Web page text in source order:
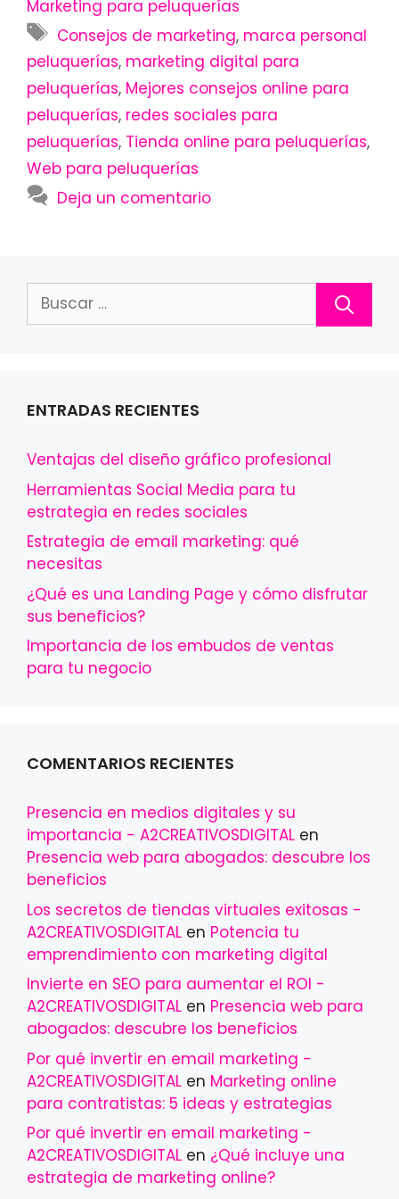
Marketing para peluquerías
Etiquetas
Consejos de marketing, marca personal
peluquerías, marketing digital para
peluquerías, Mejores consejos online para
peluquerías, redes sociales para
peluquerías, Tienda online para peluquerías,
Web para peluquerías
Deja un comentario
Buscar:
ENTRADAS RECIENTES
Ventajas del diseño gráfico profesional
Herramientas Social Media para tu
estrategia en redes sociales
Estrategia de email marketing: qué
necesitas
¿Qué es una Landing Page y cómo disfrutar
sus beneficios?
Importancia de los embudos de ventas
para tu negocio
COMENTARIOS RECIENTES
Presencia en medios digitales y su
importancia - A2CREATIVOSDIGITAL en
Presencia web para abogados: descubre los
beneficios
Los secretos de tiendas virtuales exitosas -
A2CREATIVOSDIGITAL en Potencia tu
emprendimiento con marketing digital
Invierte en SEO para aumentar el ROI -
A2CREATIVOSDIGITAL en Presencia web para
abogados: descubre los beneficios
Por qué invertir en email marketing -
A2CREATIVOSDIGITAL en Marketing online
para contratistas: 5 ideas y estrategias
Por qué invertir en email marketing -
A2CREATIVOSDIGITAL en ¿Qué incluye una
estrategia de marketing online?